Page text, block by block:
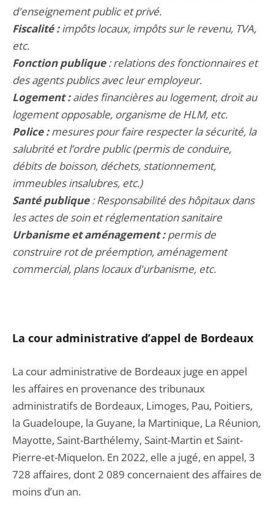
d'enseignement public et privé.
Fiscalité :impôts locaux, impôts sur le revenu, TVA,
etc.
Fonction publique: relations des fonctionnaires et
des agents publics avec leur employeur.
Logement :aides financières au logement, droit au
logement opposable, organisme de HLM, etc.
Police :mesures pour faire respecter la sécurité, la
salubrité et l’ordre public (permis de conduire,
débits de boisson, déchets, stationnement,
immeubles insalubres, etc.)
Santé publique: Responsabilité des hôpitaux dans
les actes de soin et réglementation sanitaire
Urbanisme et aménagement :permis de
construire rot de préemption, aménagement
commercial, plans locaux d'urbanisme, etc.
La cour administrative d’appel de Bordeaux
La cour administrative de Bordeaux juge en appel
les affaires en provenance des tribunaux
administratifs de Bordeaux, Limoges, Pau, Poitiers,
la Guadeloupe, la Guyane, la Martinique, La Réunion,
Mayotte, Saint-Barthélemy, Saint-Martin et Saint-
Pierre-et-Miquelon. En 2022, elle a jugé, en appel, 3
728 affaires, dont 2 089 concernaient des affaires de
moins d’un an.